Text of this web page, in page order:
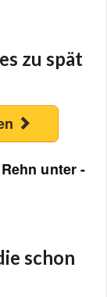
zu spät
unter -
schon